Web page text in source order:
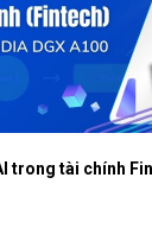
trong tài chính